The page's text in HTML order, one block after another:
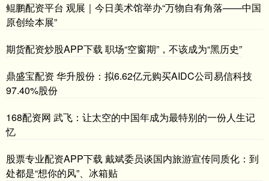
鲲鹏配资平台 观展｜今日美术馆举办“万物自有角落——中国
原创绘本展”
期货配资炒股APP下载 职场“空窗期”，不该成为“黑历史”
鼎盛宝配资 华升股份：拟6.62亿元购买AIDC公司易信科技
97.40%股份
168配资网 武飞：让太空的中国年成为最特别的一份人生记
忆
股票专业配资APP下载 戴斌委员谈国内旅游宣传同质化：到
处都是“想你的风”、冰箱贴